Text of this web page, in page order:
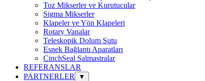
Toz Mikserler ve Kurutucular
Sigma Mikserler
Klapeler ve Yön Klapeleri
Rotary Vanalar
Teleskopik Dolum Şutu
Esnek Bağlantı Aparatları
CinchSeal Salmastralar
REFERANSLAR
PARTNERLER
▼